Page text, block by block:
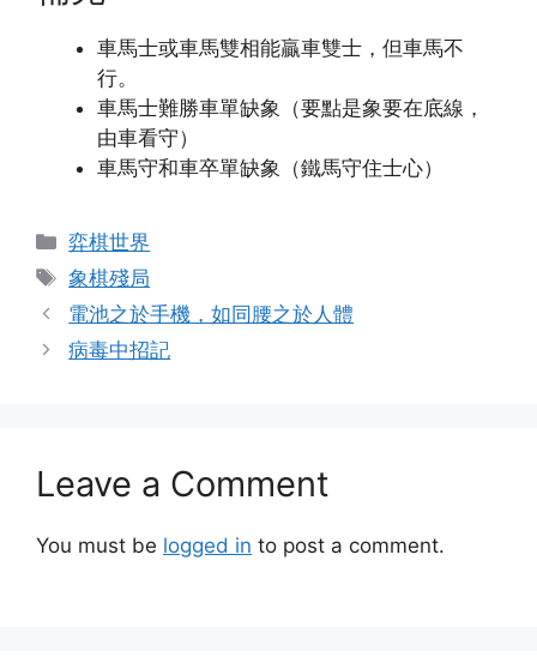
車馬士或車馬雙相能贏車雙士，但車馬不
行。
車馬士難勝車單缺象（要點是象要在底線，
由車看守）
車馬守和車卒單缺象（鐵馬守住士心）
Categories
弈棋世界
Tags
象棋殘局
電池之於手機，如同腰之於人體
病毒中招記
Leave a Comment
You must be logged in to post a comment.